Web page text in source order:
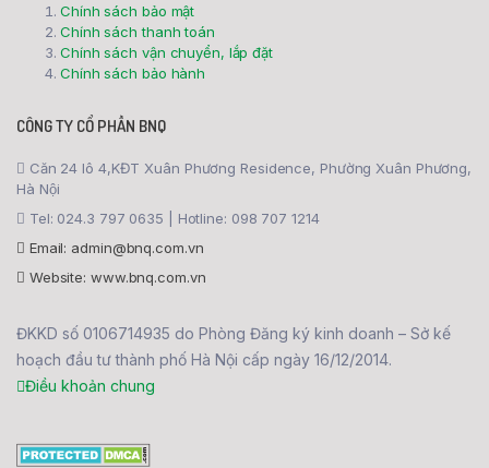
Chính sách bảo mật
Chính sách thanh toán
Chính sách vận chuyển, lắp đặt
Chính sách bảo hành
CÔNG TY CỔ PHẦN BNQ
Căn 24 lô 4,KĐT Xuân Phương Residence, Phường Xuân Phương,
Hà Nội
Tel: 024.3 797 0635 | Hotline: 098 707 1214
Email: admin@bnq.com.vn
Website: www.bnq.com.vn
ĐKKD số 0106714935 do Phòng Đăng ký kinh doanh – Sở kế
hoạch đầu tư thành phố Hà Nội cấp ngày 16/12/2014.
Điều khoản chung